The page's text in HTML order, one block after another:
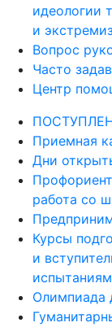
идеологии
и
Вопрос
Часто
Центр
Приемная
Дни
работа со
Курсы
и
испытаниям
Олимпиада